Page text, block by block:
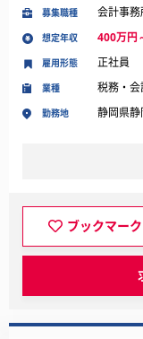
募集職種 会計事務
想定年収 400万円
業種 税務・
勤務地 静岡県静
雇用形態 正社員
ブックマー